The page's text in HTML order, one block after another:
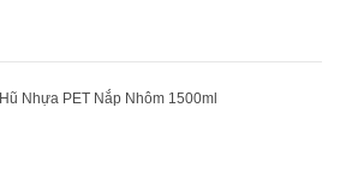
Hũ Nhựa PET Nắp Nhôm 1500ml